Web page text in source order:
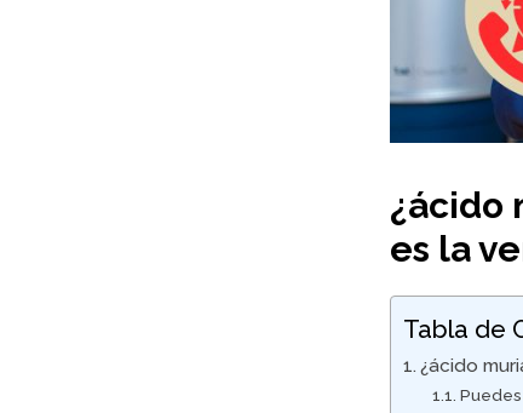
¿ácido
es la
Tabla de
¿ácido